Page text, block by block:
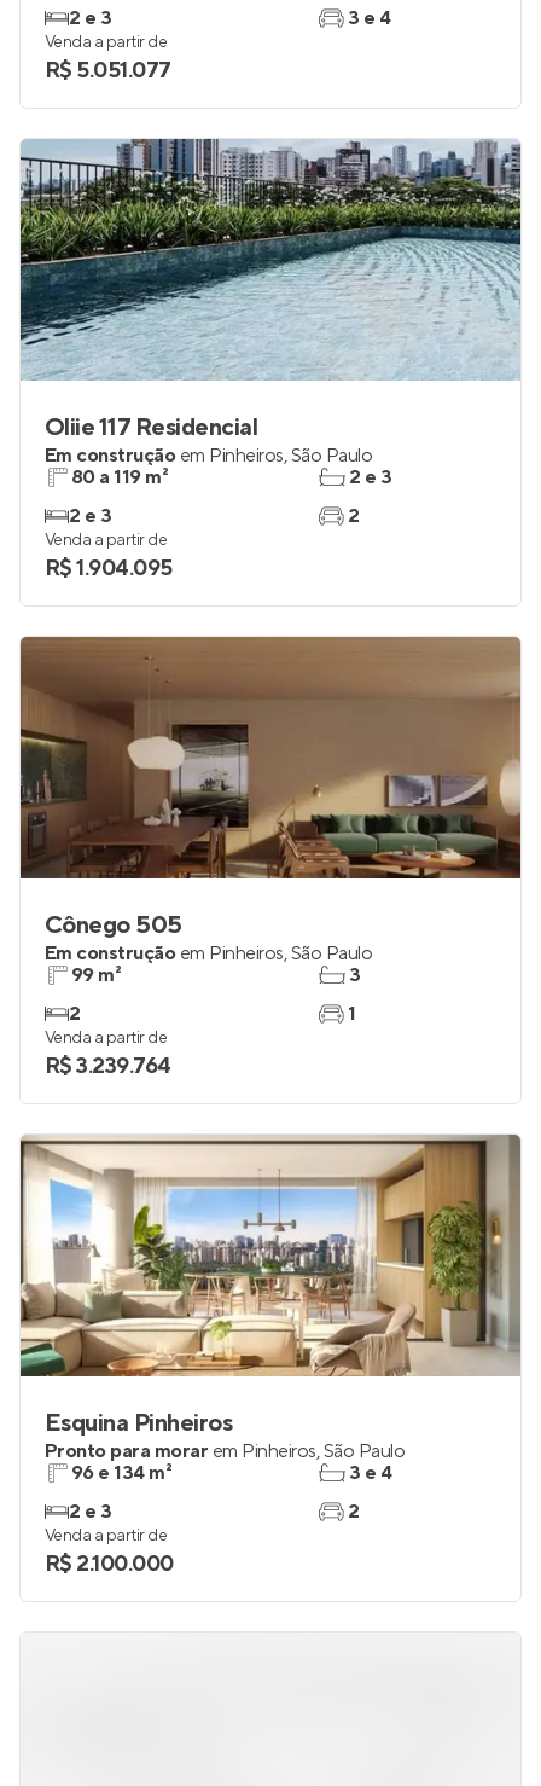
2 e 3
3 e 4
Venda a partir de
R$ 5.051.077
Oliie 117 Residencial
Em construção em Pinheiros,São Paulo
80 a 119 m²
2 e 3
2 e 3
2
Venda a partir de
R$ 1.904.095
Cônego 505
Em construção em Pinheiros,São Paulo
99 m²
2
3
1
Venda a partir de
R$ 3.239.764
Esquina Pinheiros
Pronto para morar em Pinheiros,São Paulo
96 e 134 m²
2 e 3
3 e 4
2
Venda a partir de
R$ 2.100.000